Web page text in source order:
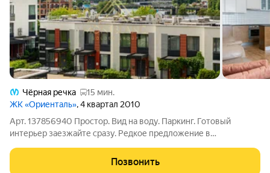
Чёрная речка
15 мин.
ЖК «Ориенталь», 4 квартал 2010
Арт. 137856940 Простор. Вид на воду. Паркинг. Готовый
интерьер заезжайте сразу. Редкое предложение в
локации. Такие объекты долго не
Позвонить